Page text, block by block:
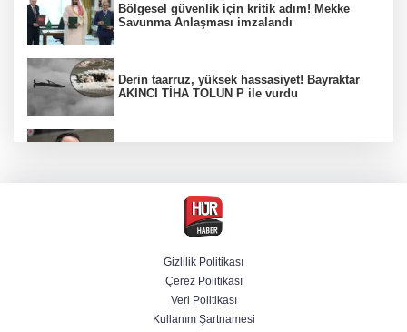
Bölgesel güvenlik için kritik adım! Mekke
Savunma Anlaşması imzalandı
Derin taarruz, yüksek hassasiyet! Bayraktar
AKINCI TİHA TOLUN P ile vurdu
Menderes Belediye Başkanı İlkay Çiçek
Hür Ağbaba soruşturmasında MASAK para
hareketlerini inceledi
Gizlilik Politikası
Çerez Politikası
Veri Politikası
Kullanım Şartnamesi